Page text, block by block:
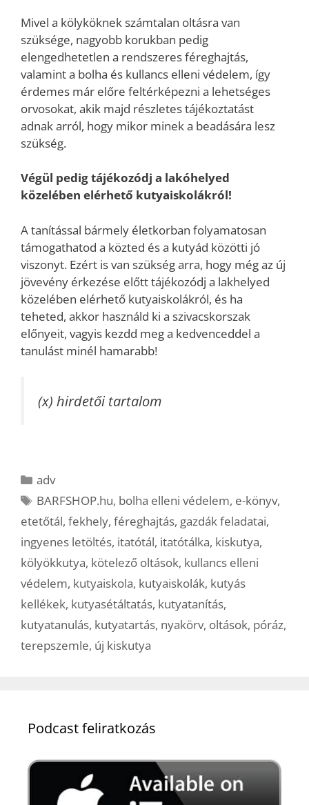
Mivel a kölyköknek számtalan oltásra van
szüksége, nagyobb korukban pedig
elengedhetetlen a rendszeres féreghajtás,
valamint a bolha és kullancs elleni védelem, így
érdemes már előre feltérképezni a lehetséges
orvosokat, akik majd részletes tájékoztatást
adnak arról, hogy mikor minek a beadására lesz
szükség.
Végül pedig tájékozódj a lakóhelyed
közelében elérhető kutyaiskolákról!
A tanítással bármely életkorban folyamatosan
támogathatod a közted és a kutyád közötti jó
viszonyt. Ezért is van szükség arra, hogy még az új
jövevény érkezése előtt tájékozódj a lakhelyed
közelében elérhető kutyaiskolákról, és ha
teheted, akkor használd ki a szivacskorszak
előnyeit, vagyis kezdd meg a kedvenceddel a
tanulást minél hamarabb!
(x) hirdetői tartalom
Kategória
adv
Címkék
BARFSHOP.hu, bolha elleni védelem, e-könyv,
etetőtál, fekhely, féreghajtás, gazdák feladatai,
ingyenes letöltés, itatótál, itatótálka, kiskutya,
kölyökkutya, kötelező oltások, kullancs elleni
védelem, kutyaiskola, kutyaiskolák, kutyás
kellékek, kutyasétáltatás, kutyatanítás,
kutyatanulás, kutyatartás, nyakörv, oltások, póráz,
terepszemle, új kiskutya
Podcast feliratkozás